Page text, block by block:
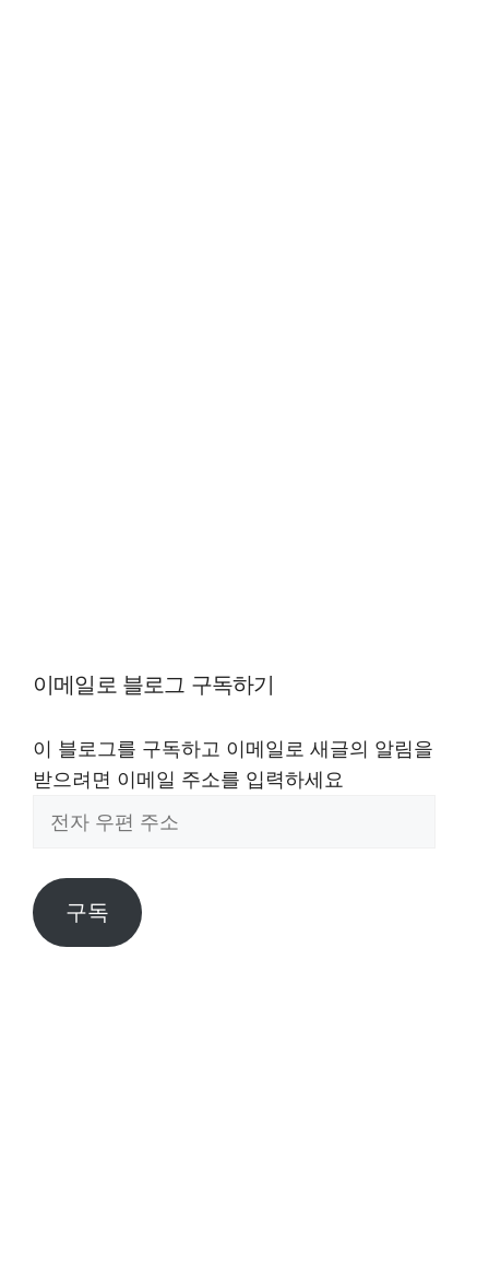
이메일로 블로그 구독하기
이 블로그를 구독하고 이메일로 새글의 알림을
받으려면 이메일 주소를 입력하세요
편
주
구독